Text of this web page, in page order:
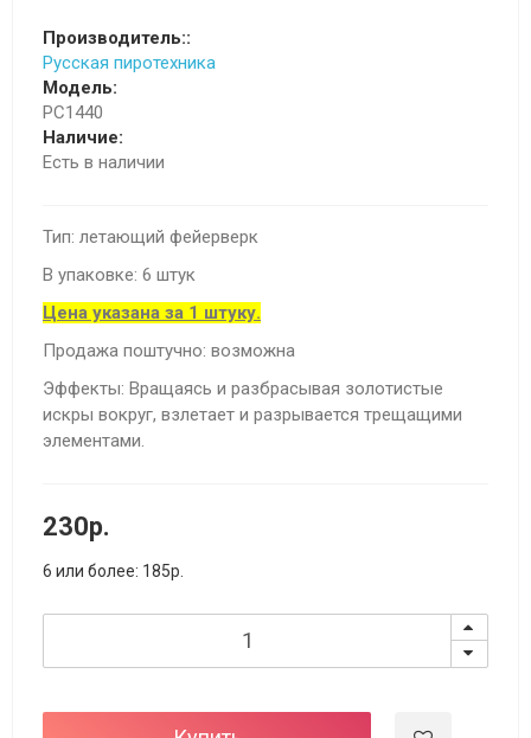
Производитель::
Русская пиротехника
Модель:
РС1440
Наличие:
Есть в наличии
Тип: летающий фейерверк
В упаковке: 6 штук
Цена указана за 1 штуку.
Продажа поштучно: возможна
Эффекты: Вращаясь и разбрасывая золотистые
искры вокруг, взлетает и разрывается трещащими
элементами.
230р.
6 или более: 185р.